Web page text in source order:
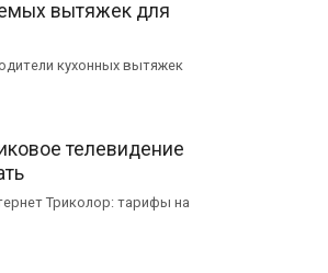
вытяжек для
кухонных вытяжек
телевидение
Триколор: тарифы на